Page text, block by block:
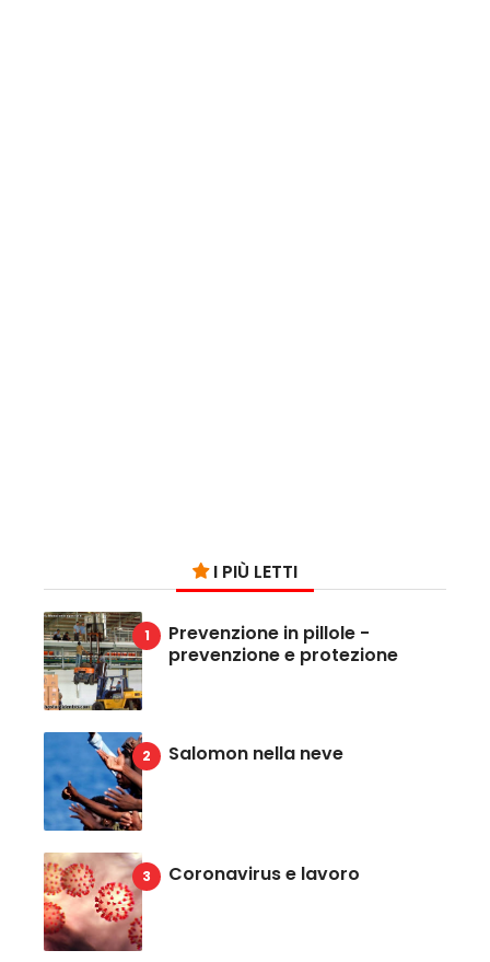
I PIÙ LETTI
Prevenzione in pillole -
prevenzione e protezione
Salomon nella neve
Coronavirus e lavoro